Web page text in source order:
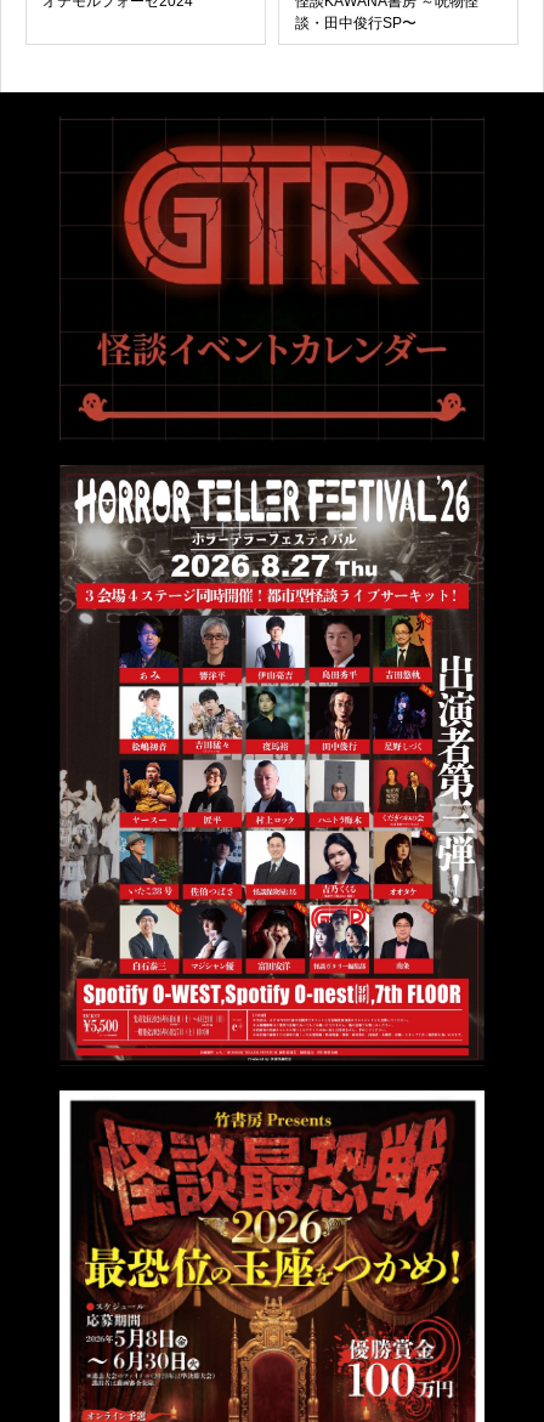
談・田中俊行SP〜